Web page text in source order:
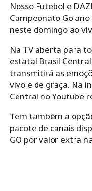
Nosso Futebol e
Campeonato
neste domingo ao
Na TV aberta para
estatal Brasil
transmitirá as
vivo e de graça. Na
Central no Youtube
Tem também a
pacote de canais
GO por valor extra